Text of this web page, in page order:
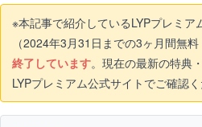
※本記事で紹介しているLYPプレミア
（2024年3月31日までの3ヶ月間無
終了しています。現在の最新の特典
LYPプレミアム公式サイトでご確認